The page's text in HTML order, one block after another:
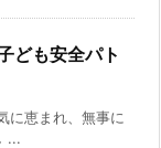
ども安全パト
に恵まれ、無事に
...